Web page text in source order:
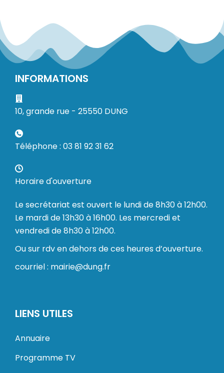
INFORMATIONS
10, grande rue - 25550 DUNG
Téléphone : 03 81 92 31 62
Horaire d'ouverture
Le secrétariat est ouvert le lundi de 8h30 à 12h00.
Le mardi de 13h30 à 16h00. Les mercredi et
vendredi de 8h30 à 12h00.
Ou sur rdv en dehors de ces heures d’ouverture.
courriel : mairie@dung.fr
LIENS UTILES
Annuaire
Programme TV